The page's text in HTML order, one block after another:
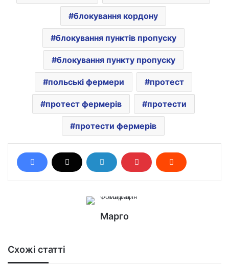
блокування кордону
блокування пунктів пропуску
блокування пункту пропуску
польські фермери протест
протест фермерів протести
протести фермерів
Марго
Схожі статті